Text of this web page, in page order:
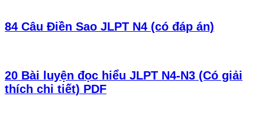
84 Câu Điền Sao JLPT N4 (có đáp án)
20 Bài luyện đọc hiểu JLPT N4-N3 (Có giải
thích chi tiết) PDF